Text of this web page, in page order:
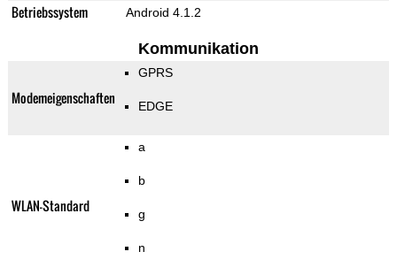
Betriebssystem Android 4.1.2
Kommunikation
Modemeigenschaften
GPRS
EDGE
WLAN-Standard
a
b
g
n